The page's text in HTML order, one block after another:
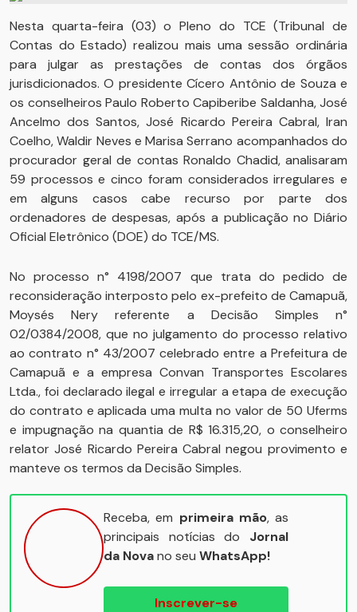
Nesta quarta-feira (03) o Pleno do TCE (Tribunal de
Contas do Estado) realizou mais uma sessão ordinária
para julgar as prestações de contas dos órgãos
jurisdicionados. O presidente Cícero Antônio de Souza e
os conselheiros Paulo Roberto Capiberibe Saldanha, José
Ancelmo dos Santos, José Ricardo Pereira Cabral, Iran
Coelho, Waldir Neves e Marisa Serrano acompanhados do
procurador geral de contas Ronaldo Chadid, analisaram
59 processos e cinco foram considerados irregulares e
em alguns casos cabe recurso por parte dos
ordenadores de despesas, após a publicação no Diário
Oficial Eletrônico (DOE) do TCE/MS.
No processo n° 4198/2007 que trata do pedido de
reconsideração interposto pelo ex-prefeito de Camapuã,
Moysés Nery referente a Decisão Simples n°
02/0384/2008, que no julgamento do processo relativo
ao contrato n° 43/2007 celebrado entre a Prefeitura de
Camapuã e a empresa Convan Transportes Escolares
Ltda., foi declarado ilegal e irregular a etapa de execução
do contrato e aplicada uma multa no valor de 50 Uferms
e impugnação na quantia de R$ 16.315,20, o conselheiro
relator José Ricardo Pereira Cabral negou provimento e
manteve os termos da Decisão Simples.
Receba, em primeira mão, as
principais notícias do Jornal
da Novano seu WhatsApp!
Inscrever-se